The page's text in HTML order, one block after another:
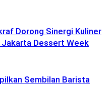
Dorong Sinergi Kuliner
Jakarta Dessert Week
Sembilan Barista